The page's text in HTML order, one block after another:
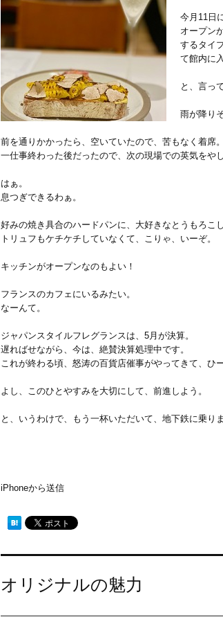
今月11日
オープン
するタイ
て館内に
と、言っ
雨が降り
前を通りかかったら、空いていたので、苦もなく着席。
一仕事終わった後だったので、次の現場での英気をや
はぁ。
息つぎできるわぁ。
好みの焼き具合のハードパンに、大好きなとうもろこし
トリュフもケチケチしていなくて、こりゃ、いーぞ。
キッチンがオープンなのもよい！
フランスのカフェにいるみたい。
なーんて。
ジャパンスタイルフレグランスは、5月が決算。
遅ればせながら、今は、絶賛決算処理中です。
これが終わる頃、怒涛の百貨店催事がやってきて、ひ
よし、このひとやすみを大切にして、前進しよう。
と、いうわけで、もう一杯いただいて、地下鉄に乗りま
iPhoneから送信
オリジナルの魅力